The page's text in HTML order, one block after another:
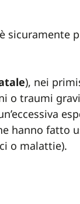
è sicuramente
), nei
o traumi gravi
hanno fatto
o malattie).